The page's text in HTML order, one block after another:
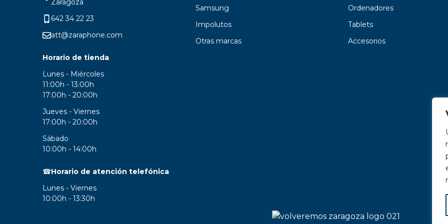
Zaragoza
642 34 22 23
att@zaraphone.com
Horario de tienda
Lunes - Miércoles
11:00h - 13:00h
17:00h - 20:00h
Jueves - Viernes
17:00h - 20:00h
Sábado
10:00h - 14:00h
☎Horario de atención telefónica
Lunes - Viernes
10:00h - 13:30h
Samsung
Impolutos
Otras marcas
Ordenadores
Tablets
Accesorios